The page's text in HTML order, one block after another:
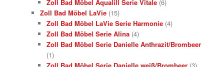
Zoll Bad Möbel Aqualill Serie Vitale (6)
Zoll Bad Möbel LaVie (15)
Zoll Bad Möbel LaVie Serie Harmonie (4)
Zoll Bad Möbel Serie Alina (4)
Zoll Bad Möbel Serie Danielle Anthrazit/Brombeer
(1)
Zoll Bad Möbel Serie Danielle weiß/Brombeer (3)